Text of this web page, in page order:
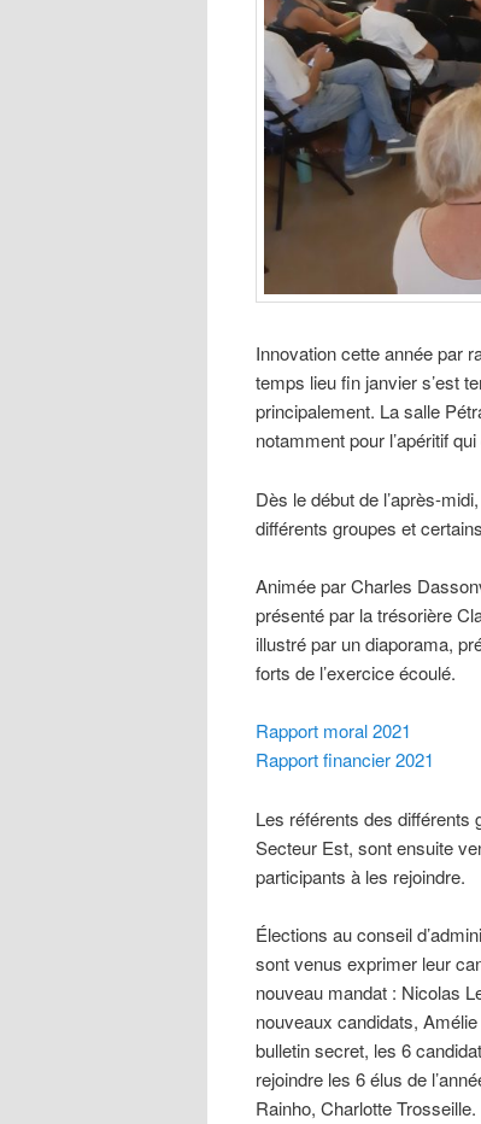
Innovation cette année par
temps lieu fin janvier s’est
principalement. La salle
notamment pour l’apéritif
Dès le début de l’après-
différents groupes et
Animée par Charles
présenté par la trésorière
illustré par un diaporama,
forts de l’exercice écoulé.
Rapport moral 2021
Rapport financier 2021
Les référents des différents
Secteur Est, sont ensuite
participants à les rejoindre.
Élections au conseil
sont venus exprimer leur
nouveau mandat : Nicolas
nouveaux candidats,
bulletin secret, les 6
rejoindre les 6 élus de
Rainho, Charlotte Trosseille.